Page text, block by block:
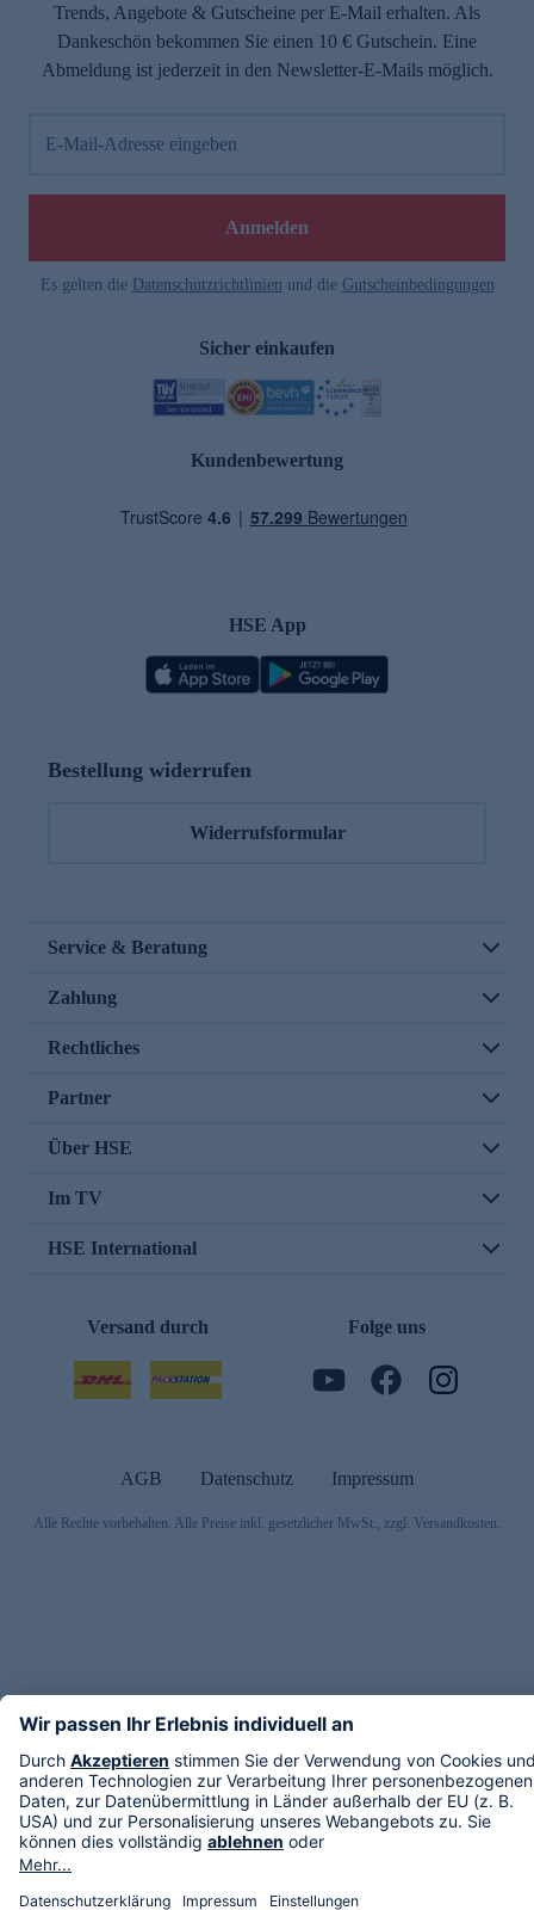
Trends, Angebote & Gutscheine per E-Mail erhalten. Als
Dankeschön bekommen Sie einen 10 € Gutschein. Eine
Abmeldung ist jederzeit in den Newsletter-E-Mails möglich.
E-Mail-Adresse eingeben
Anmelden
Es gelten die Datenschutzrichtlinien und die Gutscheinbedingungen
Sicher einkaufen
Kundenbewertung
HSE App
Bestellung widerrufen
Widerrufsformular
Service & Beratung
Zahlung
Rechtliches
Partner
Über HSE
Im TV
HSE International
Versand durch Folge uns
AGB Datenschutz Impressum
Alle Rechte vorbehalten. Alle Preise inkl. gesetzlicher MwSt., zzgl. Versandkosten.